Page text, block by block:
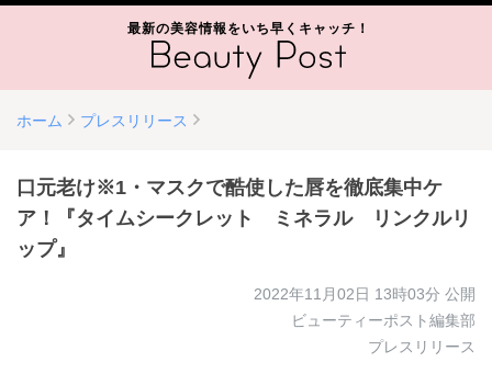
最新の美容情報をいち早くキャッチ！
ホーム プレスリリース
口元老け※1・マスクで酷使した唇を徹底集中ケ
ア！『タイムシークレット ミネラル リンクルリ
ップ』
2022年11月02日 13時03分 公開
ビューティーポスト編集部
プレスリリース